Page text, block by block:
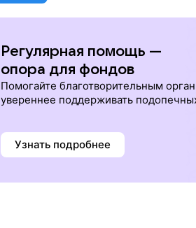
Регулярная помощь —
опора для фондов
Помогайте благотворительным
увереннее поддерживать
Узнать подробнее